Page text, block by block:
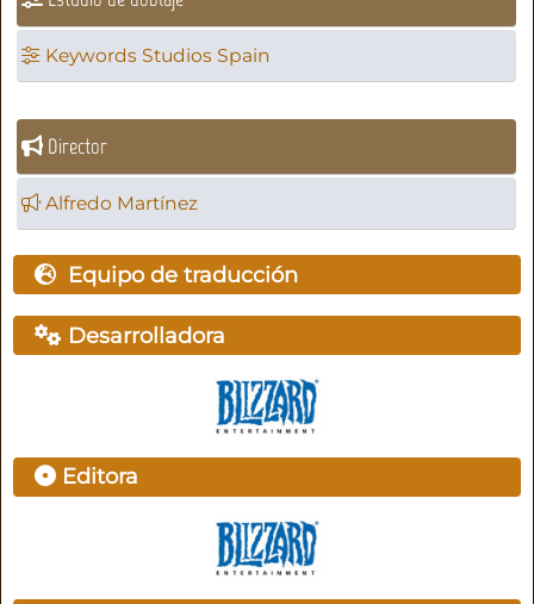
Keywords Studios Spain
Director
Alfredo Martínez
Equipo de traducción
Desarrolladora
Editora